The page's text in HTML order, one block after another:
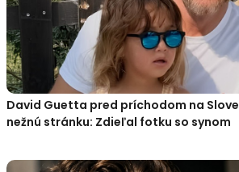
David Guetta pred príchodom na
nežnú stránku: Zdieľal fotku so synom